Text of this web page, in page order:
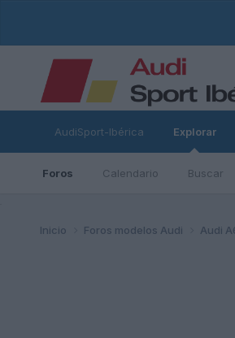
AudiSport-Ibérica Explorar
Foros Calendario Buscar
Inicio Foros modelos Audi Audi